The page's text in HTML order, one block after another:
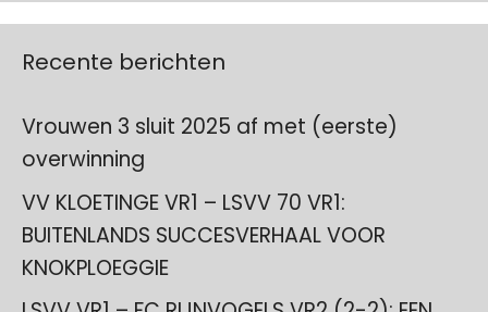
Recente berichten
Vrouwen 3 sluit 2025 af met (eerste)
overwinning
VV KLOETINGE VR1 – LSVV 70 VR1:
BUITENLANDS SUCCESVERHAAL VOOR
KNOKPLOEGGIE